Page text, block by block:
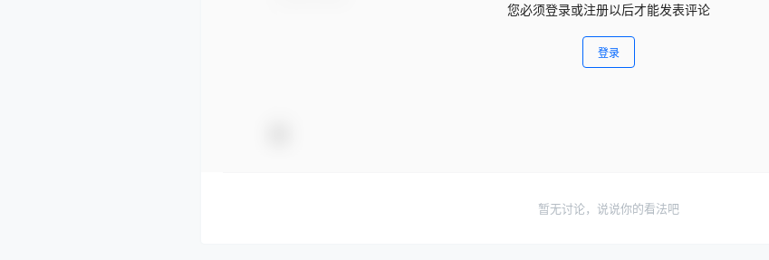
您必须登录或注册以后才能发表评论
登录
暂无讨论，说说你的看法吧